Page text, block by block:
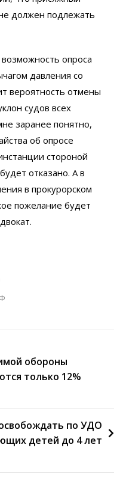
должен подлежать
опроса
давления со
вероятность отмены
судов всех
заранее понятно,
об опросе
стороной
отказано. А в
в прокурорском
пожелание будет
обороны
только 12%
по УДО
детей до 4 лет